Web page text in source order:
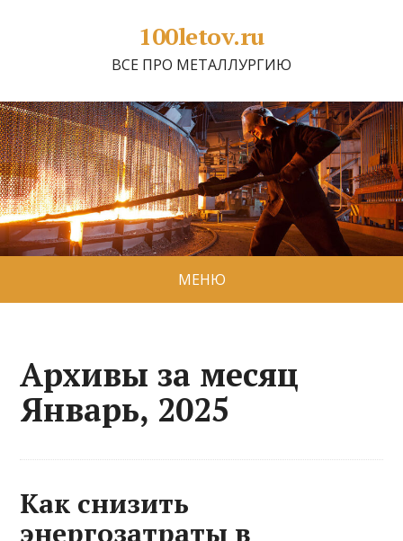
100letov.ru
ВСЕ ПРО МЕТАЛЛУРГИЮ
МЕНЮ
Архивы за месяц
Январь, 2025
Как снизить
энергозатраты в